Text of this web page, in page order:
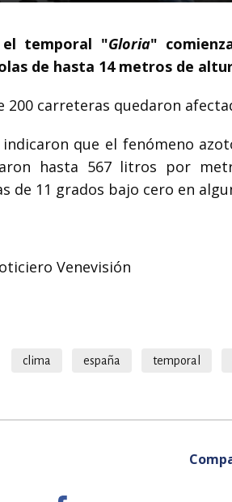
el temporal "Gloria"
de hasta 14 metros de
200 carreteras quedaron
que el fenómeno
hasta 567 litros por
de 11 grados bajo cero en
Venevisión
clima españa temporal